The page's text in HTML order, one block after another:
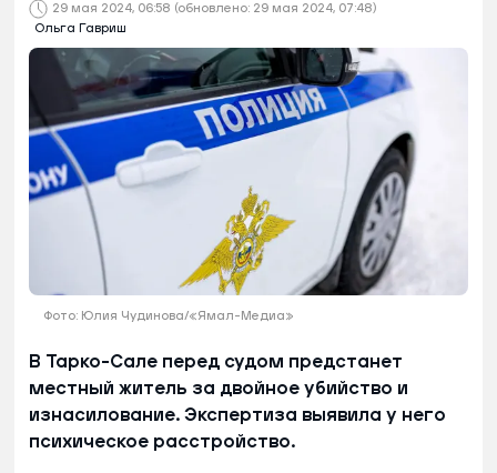
29 мая 2024, 06:58 (обновлено: 29 мая 2024, 07:48)
Ольга Гавриш
Фото: Юлия Чудинова/«Ямал-Медиа»
В Тарко-Сале перед судом предстанет
местный житель за двойное убийство и
изнасилование. Экспертиза выявила у него
психическое расстройство.